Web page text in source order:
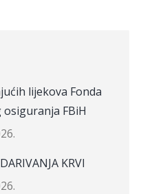
lijekova Fonda
FBiH
KRVI